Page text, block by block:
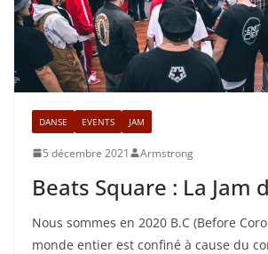
DANSE EVENTS JAM
5 décembre 2021 Armstrong
Beats Square : La Jam
Nous sommes en 2020 B.C (Before
monde entier est confiné à cause du